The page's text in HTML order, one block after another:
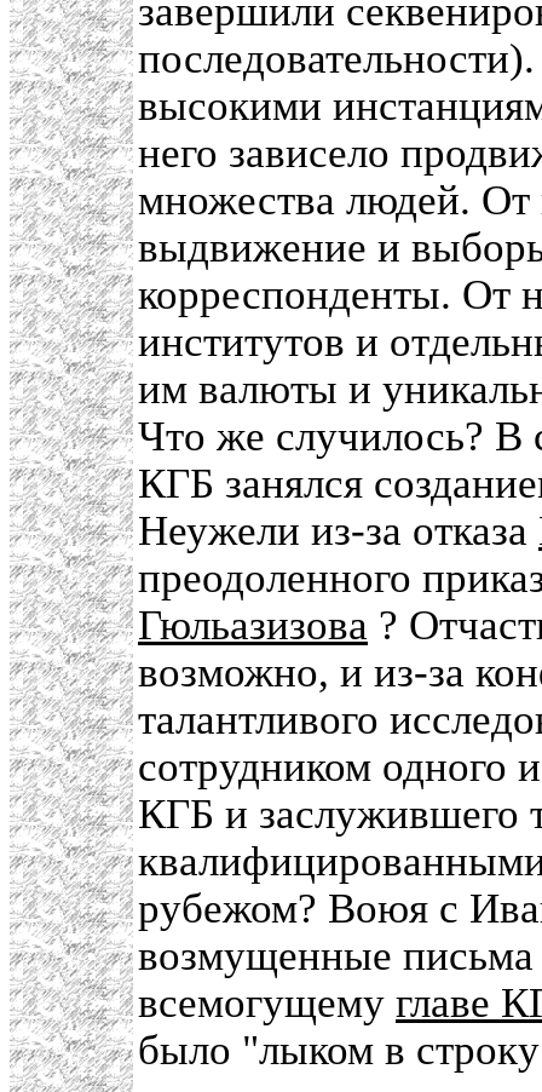
завершили
высокими
него зависело
множества людей. От
выдвижение и
корреспонденты. От
институтов и
им валюты и
Что же случилось? В
КГБ занялся
Неужели из-за отказа
преодоленного
Гюльазизова ?
возможно, и из-за
талантливого
сотрудником одного
КГБ и заслужившего
рубежом? Воюя с
возмущенные письма
всемогущему главе
было "лыком в